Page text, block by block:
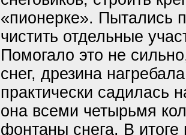
«пионерке». Пытались
чистить отдельные
Помогало это не
снег, дрезина
практически садилась
она всеми четырьмя
фонтаны снега. В